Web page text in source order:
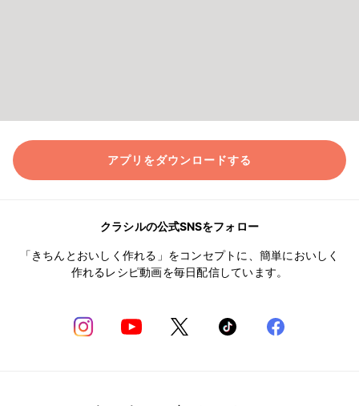
アプリをダウンロードする
クラシルの公式SNSをフォロー
「きちんとおいしく作れる」をコンセプトに、簡単においしく
作れるレシピ動画を毎日配信しています。